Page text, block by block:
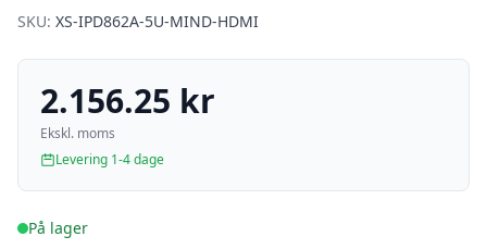
SKU: XS-IPD862A-5U-MIND-HDMI
2.156.25 kr
Ekskl. moms
Levering 1-4 dage
På lager